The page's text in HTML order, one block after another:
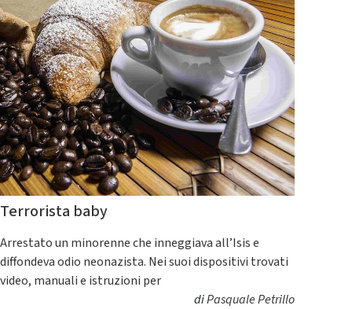
Terrorista baby
Arrestato un minorenne che inneggiava all’Isis e
diffondeva odio neonazista. Nei suoi dispositivi trovati
video, manuali e istruzioni per
diPasquale Petrillo